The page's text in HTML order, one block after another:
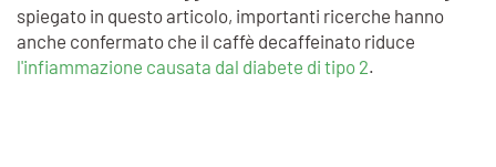
spiegato in questo articolo, importanti ricerche hanno
anche confermato che il caffè decaffeinato riduce
l'infiammazione causata dal diabete di tipo 2.